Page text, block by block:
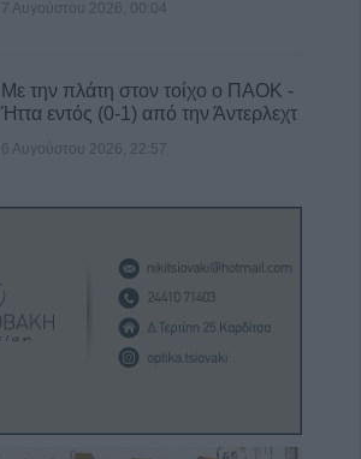
7 Αυγούστου 2026, 00:04
Με την πλάτη στον τοίχο ο ΠΑΟΚ -
Ήττα εντός (0-1) από την Άντερλεχτ
6 Αυγούστου 2026, 22:57